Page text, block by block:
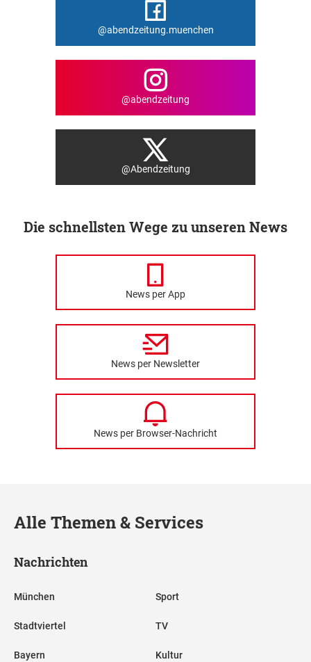
@abendzeitung.muenchen
@abendzeitung
@Abendzeitung
Die schnellsten Wege zu unseren News
News per App
News per Newsletter
News per Browser-Nachricht
Alle Themen & Services
Nachrichten
München
Stadtviertel
Bayern
Sport
TV
Kultur